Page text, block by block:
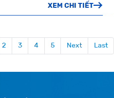
XEM CHI TIẾT
2 3 4 5 Next Last